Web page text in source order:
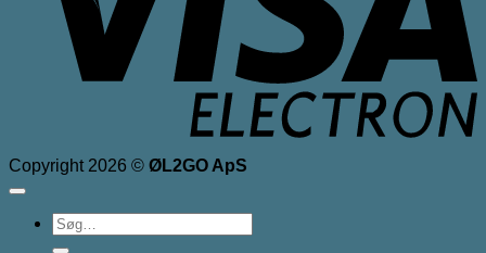
Copyright 2026 © ØL2GO ApS
Søg
efter: